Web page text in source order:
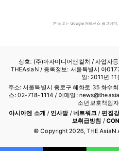
본 광고는 Google 애드센스 광고이며,
상호: (주)아자미디어앤컬처 /사업자
THEAsiaN / 등록정보: 서울특별시 아
일: 2011년 11
주소: 서울특별시 종로구 혜화로 35 화수
스: 02-718-1114 / 이메일:
소년보호책임
아시아엔 소개 / 인사말/ 네트워크 /편집
보취급방침 /
© Copyright 2026, THE AsiaN